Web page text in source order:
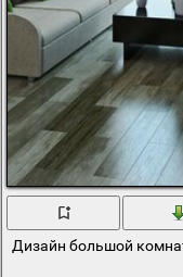
Дизайн большой